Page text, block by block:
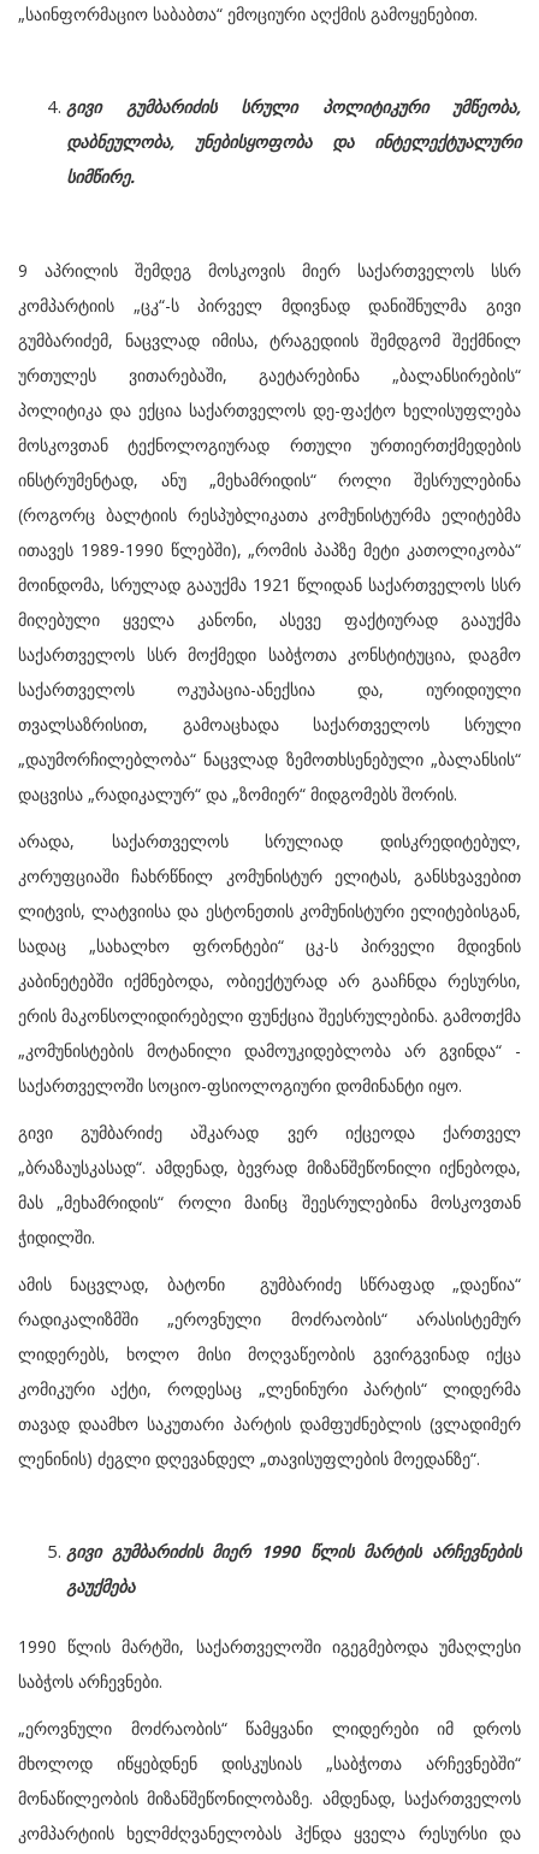
„საინფორმაციო საბაბთა“ ემოციური აღქმის გამოყენებით.
გივი გუმბარიძის სრული პოლიტიკური უმწეობა,
დაბნეულობა, უნებისყოფობა და ინტელექტუალური
სიმწირე.
9 აპრილის შემდეგ მოსკოვის მიერ საქართველოს სსრ
კომპარტიის „ცკ“-ს პირველ მდივნად დანიშნულმა გივი
გუმბარიძემ, ნაცვლად იმისა, ტრაგედიის შემდგომ შექმნილ
ურთულეს ვითარებაში, გაეტარებინა „ბალანსირების“
პოლიტიკა და ექცია საქართველოს დე-ფაქტო ხელისუფლება
მოსკოვთან ტექნოლოგიურად რთული ურთიერთქმედების
ინსტრუმენტად, ანუ „მეხამრიდის“ როლი შესრულებინა
(როგორც ბალტიის რესპუბლიკათა კომუნისტურმა ელიტებმა
ითავეს 1989-1990 წლებში), „რომის პაპზე მეტი კათოლიკობა“
მოინდომა, სრულად გააუქმა 1921 წლიდან საქართველოს სსრ
მიღებული ყველა კანონი, ასევე ფაქტიურად გააუქმა
საქართველოს სსრ მოქმედი საბჭოთა კონსტიტუცია, დაგმო
საქართველოს ოკუპაცია-ანექსია და, იურიდიული
თვალსაზრისით, გამოაცხადა საქართველოს სრული
„დაუმორჩილებლობა“ ნაცვლად ზემოთხსენებული „ბალანსის“
დაცვისა „რადიკალურ“ და „ზომიერ“ მიდგომებს შორის.
არადა, საქართველოს სრულიად დისკრედიტებულ,
კორუფციაში ჩახრწნილ კომუნისტურ ელიტას, განსხვავებით
ლიტვის, ლატვიისა და ესტონეთის კომუნისტური ელიტებისგან,
სადაც „სახალხო ფრონტები“ ცკ-ს პირველი მდივნის
კაბინეტებში იქმნებოდა, ობიექტურად არ გააჩნდა რესურსი,
ერის მაკონსოლიდირებელი ფუნქცია შეესრულებინა. გამოთქმა
„კომუნისტების მოტანილი დამოუკიდებლობა არ გვინდა“ -
საქართველოში სოციო-ფსიოლოგიური დომინანტი იყო.
გივი გუმბარიძე აშკარად ვერ იქცეოდა ქართველ
„ბრაზაუსკასად“. ამდენად, ბევრად მიზანშეწონილი იქნებოდა,
მას „მეხამრიდის“ როლი მაინც შეესრულებინა მოსკოვთან
ჭიდილში.
ამის ნაცვლად, ბატონი გუმბარიძე სწრაფად „დაეწია“
რადიკალიზმში „ეროვნული მოძრაობის“ არასისტემურ
ლიდერებს, ხოლო მისი მოღვაწეობის გვირგვინად იქცა
კომიკური აქტი, როდესაც „ლენინური პარტის“ ლიდერმა
თავად დაამხო საკუთარი პარტის დამფუძნებლის (ვლადიმერ
ლენინის) ძეგლი დღევანდელ „თავისუფლების მოედანზე“.
გივი გუმბარიძის მიერ 1990 წლის მარტის არჩევნების
გაუქმება
1990 წლის მარტში, საქართველოში იგეგმებოდა უმაღლესი
საბჭოს არჩევნები.
„ეროვნული მოძრაობის“ წამყვანი ლიდერები იმ დროს
მხოლოდ იწყებდნენ დისკუსიას „საბჭოთა არჩევნებში“
მონაწილეობის მიზანშეწონილობაზე. ამდენად, საქართველოს
კომპარტიის ხელმძღვანელობას ჰქნდა ყველა რესურსი და